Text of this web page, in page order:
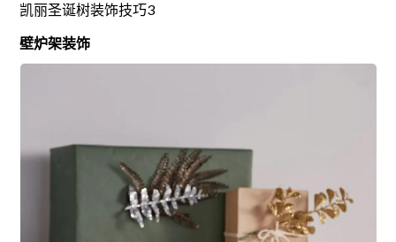
凯丽圣诞树装饰技巧3
壁炉架装饰